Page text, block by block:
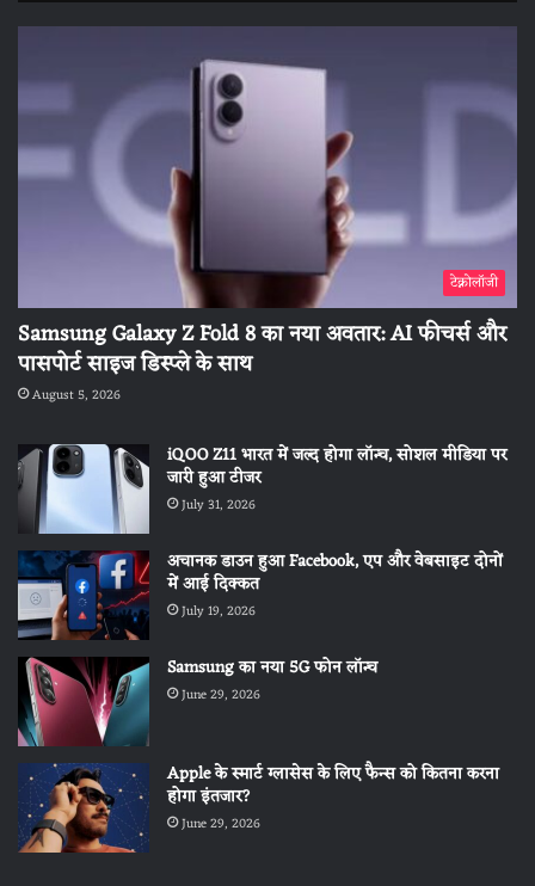
टेक्नोलॉजी
Samsung Galaxy Z Fold 8 का नया अवतार: AI फीचर्स और
पासपोर्ट साइज डिस्प्ले के साथ
August 5, 2026
iQOO Z11 भारत में जल्द होगा लॉन्च, सोशल मीडिया पर
जारी हुआ टीजर
July 31, 2026
अचानक डाउन हुआ Facebook, एप और वेबसाइट दोनों
में आई दिक्कत
July 19, 2026
Samsung का नया 5G फोन लॉन्च
June 29, 2026
Apple के स्मार्ट ग्लासेस के लिए फैन्स को कितना करना
होगा इंतजार?
June 29, 2026